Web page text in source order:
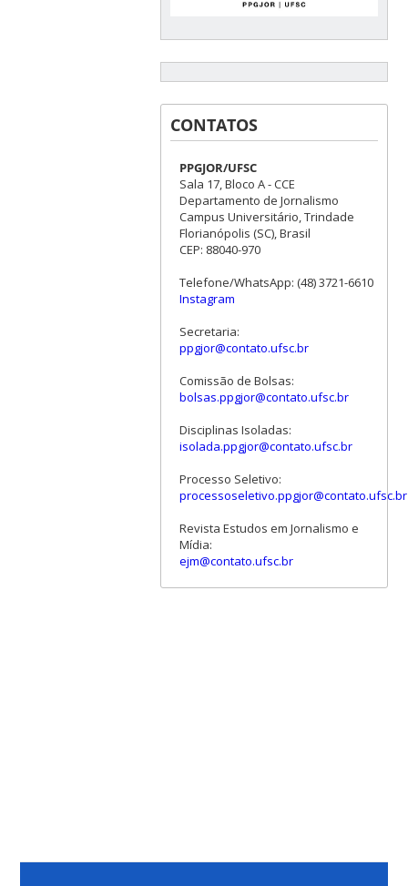
CONTATOS
PPGJOR/UFSC
Sala 17, Bloco A - CCE
Departamento de Jornalismo
Campus Universitário, Trindade
Florianópolis (SC), Brasil
CEP: 88040-970
Telefone/WhatsApp: (48) 3721-6610
Instagram
Secretaria:
ppgjor@contato.ufsc.br
Comissão de Bolsas:
bolsas.ppgjor@contato.ufsc.br
Disciplinas Isoladas:
isolada.ppgjor@contato.ufsc.br
Processo Seletivo:
processoseletivo.ppgjor@contato.ufsc.br
Revista Estudos em Jornalismo e
Mídia:
ejm@contato.ufsc.br